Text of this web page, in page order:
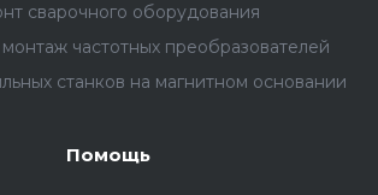
сварочного оборудования
частотных преобразователей
станков на магнитном основании
Помощь